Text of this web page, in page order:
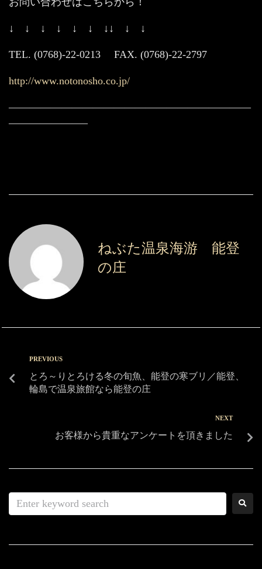
↓ ↓ ↓ ↓ ↓ ↓ ↓↓ ↓ ↓
TEL. (0768)-22-0213 FAX. (0768)-22-2797
http://www.notonosho.co.jp/
———————————————————————
———————–
ねぶた温泉海游 能登
の庄
PREVIOUS
とろ～りとろける冬の旬魚、能登の寒ブリ／能登、
輪島で温泉旅館なら能登の庄
NEXT
お客様から貴重なアンケートを頂きました